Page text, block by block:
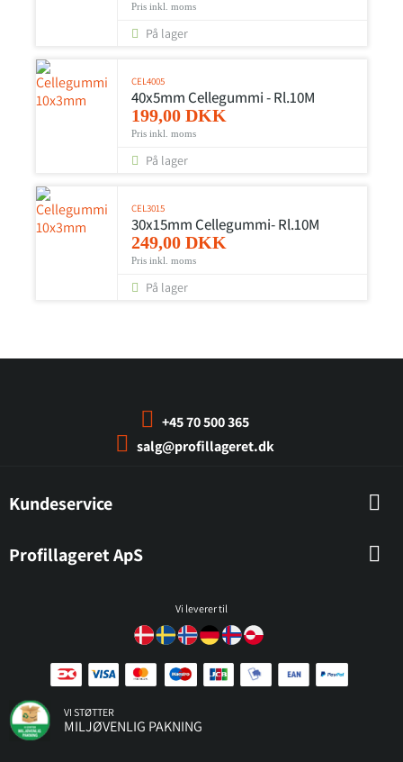
Pris inkl. moms
På lager
CEL4005
40x5mm Cellegummi - Rl.10M
199,00 DKK
Pris inkl. moms
På lager
CEL3015
30x15mm Cellegummi- Rl.10M
249,00 DKK
Pris inkl. moms
På lager
+45 70 500 365
salg@profillageret.dk
Kundeservice
Profillageret ApS
Vi leverer til
VI STØTTER
MILJØVENLIG PAKNING